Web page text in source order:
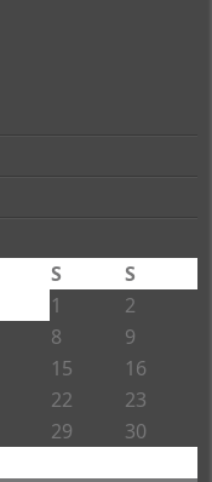
S
S
1
2
8
9
15
16
22
23
29
30